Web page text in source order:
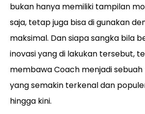
bukan hanya memiliki tampilan
saja, tetap juga bisa di gunakan
maksimal. Dan siapa sangka bila
inovasi yang di lakukan tersebut,
membawa Coach menjadi
yang semakin terkenal dan
hingga kini.